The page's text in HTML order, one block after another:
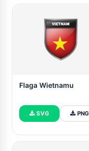
Flaga Wietnamu
SVG PNG